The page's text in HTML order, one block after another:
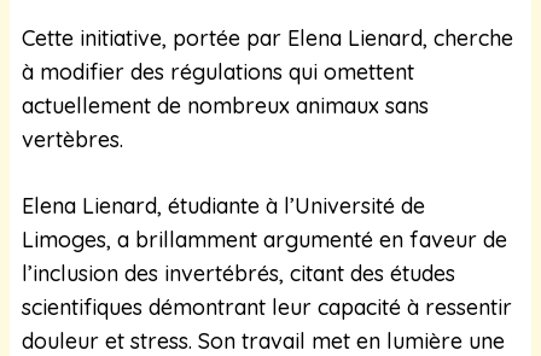
Cette initiative, portée par Elena Lienard, cherche
à modifier des régulations qui omettent
actuellement de nombreux animaux sans
vertèbres.
Elena Lienard, étudiante à l’Université de
Limoges, a brillamment argumenté en faveur de
l’inclusion des invertébrés, citant des études
scientifiques démontrant leur capacité à ressentir
douleur et stress. Son travail met en lumière une